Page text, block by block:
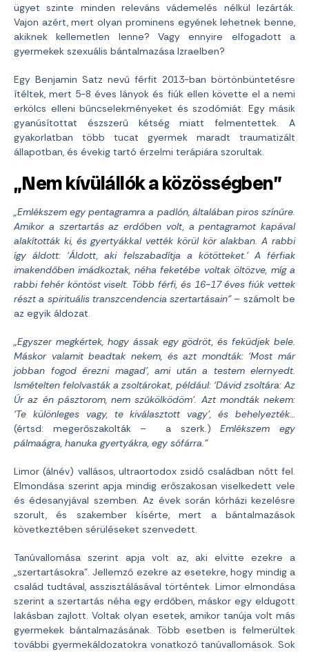
ügyet szinte minden releváns vádemelés nélkül lezárták.
Vajon azért, mert olyan prominens egyének lehetnek benne,
akiknek kellemetlen lenne? Vagy ennyire elfogadott a
gyermekek szexuális bántalmazása Izraelben?
Egy Benjamin Satz nevű férfit 2013-ban börtönbüntetésre
ítéltek, mert 5-8 éves lányok és fiúk ellen követte el a nemi
erkölcs elleni bűncselekményeket és szodómiát. Egy másik
gyanúsítottat észszerű kétség miatt felmentettek. A
gyakorlatban több tucat gyermek maradt traumatizált
állapotban, és évekig tartó érzelmi terápiára szorultak.
„Nem kívülállók a közösségben”
„Emlékszem egy pentagramra a padlón, általában piros színűre.
Amikor a szertartás az erdőben volt, a pentagramot kapával
alakították ki, és gyertyákkal vették körül kör alakban. A rabbi
így áldott: ‘Áldott, aki felszabadítja a kötötteket.’ A férfiak
imakendőben imádkoztak, néha feketébe voltak öltözve, míg a
rabbi fehér köntöst viselt. Több férfi, és 16-17 éves fiúk vettek
részt a spirituális transzcendencia szertartásain”– számolt be
az egyik áldozat.
„Egyszer megkértek, hogy ássak egy gödröt, és feküdjek bele.
Máskor valamit beadtak nekem, és azt mondták: ‘Most már
jobban fogod érezni magad’, ami után a testem elernyedt.
Ismételten felolvasták a zsoltárokat, például: ‘Dávid zsoltára: Az
Úr az én pásztorom, nem szűkölködöm’. Azt mondták nekem:
‘Te különleges vagy, te kiválasztott vagy’, és behelyezték…
(értsd: megerőszakolták – a szerk.)Emlékszem egy
pálmaágra, hanuka gyertyákra, egy sófárra.”
Limor (álnév) vallásos, ultraortodox zsidó családban nőtt fel.
Elmondása szerint apja mindig erőszakosan viselkedett vele
és édesanyjával szemben. Az évek során kórházi kezelésre
szorult, és szakember kísérte, mert a bántalmazások
következtében sérüléseket szenvedett.
Tanúvallomása szerint apja volt az, aki elvitte ezekre a
„szertartásokra”. Jellemző ezekre az esetekre, hogy mindig a
család tudtával, asszisztálásával történtek. Limor elmondása
szerint a szertartás néha egy erdőben, máskor egy eldugott
lakásban zajlott. Voltak olyan esetek, amikor tanúja volt más
gyermekek bántalmazásának. Több esetben is felmerültek
további gyermekáldozatokra vonatkozó tanúvallomások. Sok